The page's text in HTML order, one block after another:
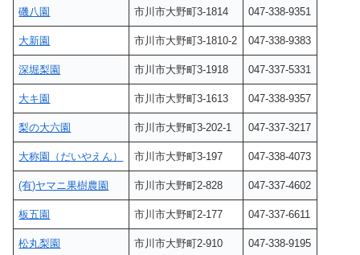
磯八園 市川市大野町3-1814 047-338-9351
大新園 市川市大野町3-1810-2 047-338-9383
深堀梨園 市川市大野町3-1918 047-337-5331
大キ園 市川市大野町3-1613 047-338-9357
梨の大六園 市川市大野町3-202-1 047-337-3217
大称園（だいやえん） 市川市大野町3-197 047-338-4073
(有)ヤマニ果樹農園 市川市大野町2-828 047-337-4602
板五園 市川市大野町2-177 047-337-6611
松丸梨園 市川市大野町2-910 047-338-9195